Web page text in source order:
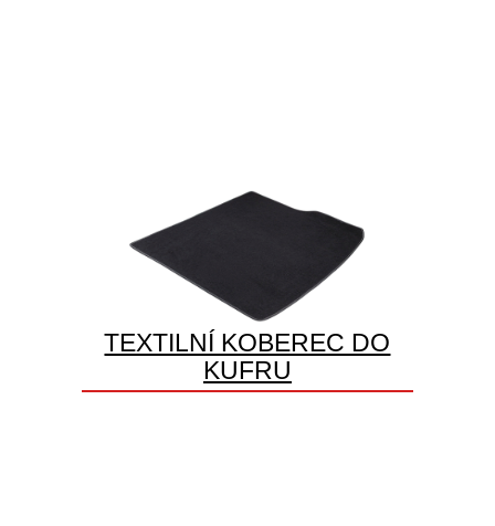
TEXTILNÍ KOBEREC DO
KUFRU